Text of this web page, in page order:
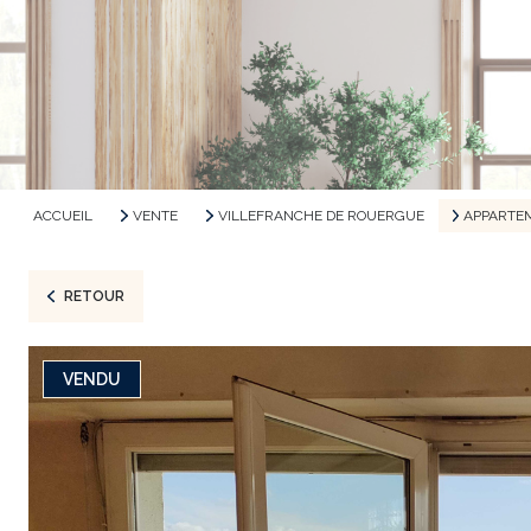
ACCUEIL VENTE VILLEFRANCHE DE ROUERGUE
RETOUR
VENDU